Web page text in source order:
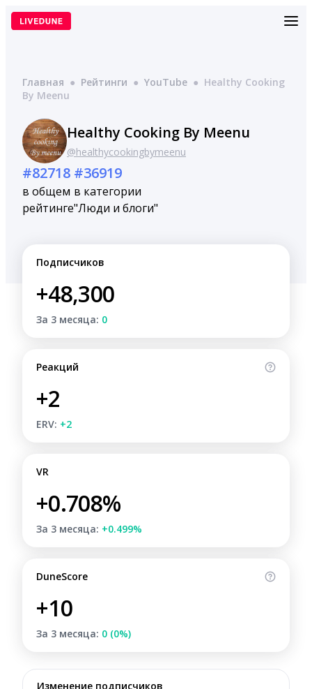
Перейти
Главная ● Рейтинги ● YouTube ● Healthy Cooking
By Meenu
Healthy Cooking By Meenu
@healthycookingbymeenu
#82718
в общем
рейтинге
#36919
в категории
"Люди и блоги"
Подписчиков
+48,300
За 3 месяца: 0
Реакций
+2
ERV: +2
VR
+0.708%
За 3 месяца: +0.499%
DuneScore
+10
За 3 месяца: 0 (0%)
Изменение подписчиков